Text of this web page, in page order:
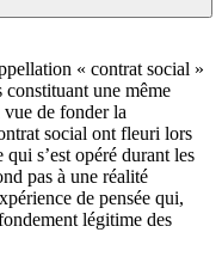
« contrat social »
une même
de fonder la
social ont fleuri lors
s’est opéré durant les
pas à une réalité
de pensée qui,
légitime des